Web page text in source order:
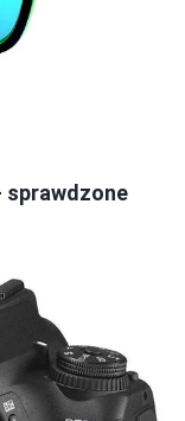
sprawdzone